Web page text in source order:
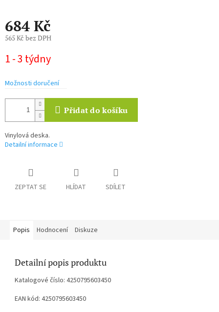
684 Kč
565 Kč bez DPH
cena:
1 - 3 týdny
Možnosti doručení
Přidat do košíku
Vinylová deska.
Detailní informace
ZEPTAT SE HLÍDAT SDÍLET
Popis Hodnocení Diskuze
Detailní popis produktu
Katalogové číslo: 4250795603450
EAN kód: 4250795603450